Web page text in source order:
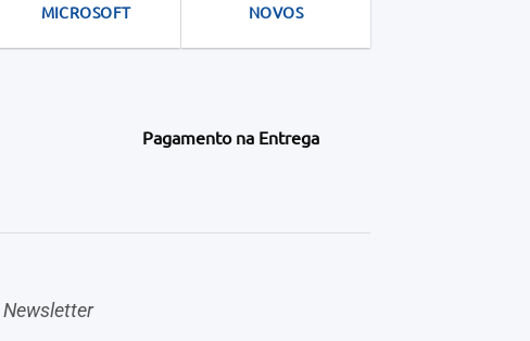
MICROSOFT NOVOS
Pagamento na Entrega
Newsletter